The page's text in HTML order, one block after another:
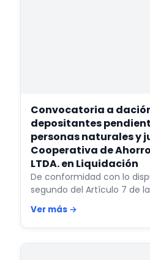
Convocatoria a
depositantes
personas naturales y
Cooperativa de
LTDA. en Liquidación
De conformidad con lo
segundo del Artículo 7 de
Ver más →